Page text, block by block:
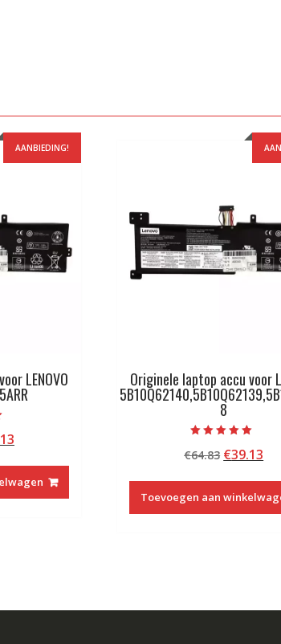
AANBIEDING!
LENOVO
Huidige
€39.13.
Originele laptop accu voor
8
5.00
van 5
€64.83
was:
€64.83.
€39.13
Toevoegen aan